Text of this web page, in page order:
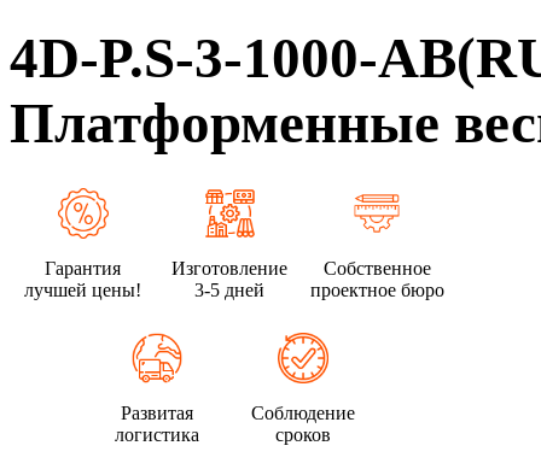
4D-P.S-3-1000-
Платформенные
Гарантия
лучшей цены!
Изготовление
3-5 дней
Собственное
проектное бюро
Развитая
логистика
Соблюдение
сроков